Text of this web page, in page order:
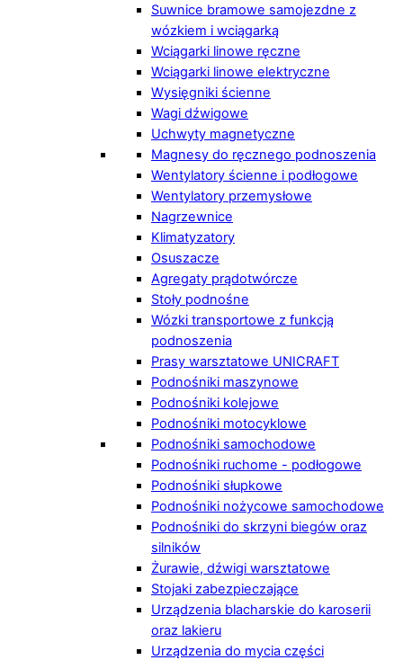
Suwnice bramowe samojezdne z
wózkiem i wciągarką
Wciągarki linowe ręczne
Wciągarki linowe elektryczne
Wysięgniki ścienne
Wagi dźwigowe
Uchwyty magnetyczne
Magnesy do ręcznego podnoszenia
Wentylatory ścienne i podłogowe
Wentylatory przemysłowe
Nagrzewnice
Klimatyzatory
Osuszacze
Agregaty prądotwórcze
Stoły podnośne
Wózki transportowe z funkcją
podnoszenia
Prasy warsztatowe UNICRAFT
Podnośniki maszynowe
Podnośniki kolejowe
Podnośniki motocyklowe
Podnośniki samochodowe
Podnośniki ruchome - podłogowe
Podnośniki słupkowe
Podnośniki nożycowe samochodowe
Podnośniki do skrzyni biegów oraz
silników
Żurawie, dźwigi warsztatowe
Stojaki zabezpieczające
Urządzenia blacharskie do karoserii
oraz lakieru
Urządzenia do mycia części